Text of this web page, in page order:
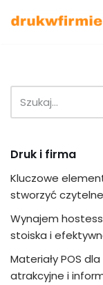
Druk i firma
Kluczowe
stworzyć
Wynajem
stoiska i
Materiały POS
atrakcyjne i